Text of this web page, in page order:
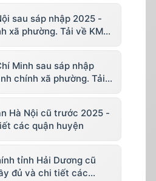
sau sáp nhập 2025 -
xã phường. Tải về KML,
Minh sau sáp nhập
chính xã phường. Tải
Hà Nội cũ trước 2025 -
các quận huyện
tỉnh Hải Dương cũ
đủ và chi tiết các